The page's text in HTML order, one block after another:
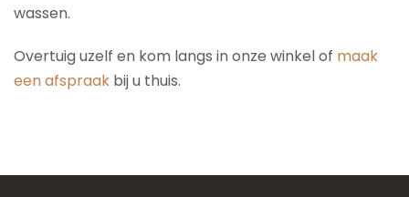
wassen.
Overtuig uzelf en kom langs in onze winkel of maak
een afspraak bij u thuis.